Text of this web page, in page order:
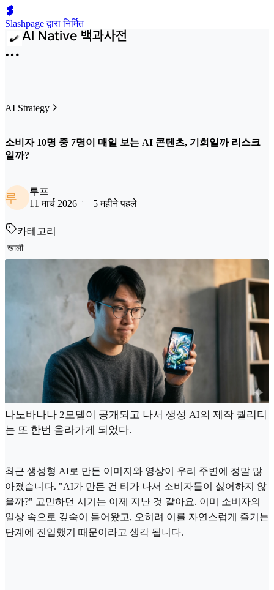
Slashpage द्वारा निर्मित
AI Strategy
소비자 10명 중 7명이 매일 보는 AI 콘텐츠, 기회일까 리스크
일까?
루
루프
11 मार्च 2026
5 महीने पहले
카테고리
खाली
나노바나나 2모델이 공개되고 나서 생성 AI의 제작 퀄리티
는 또 한번 올라가게 되었다.
최근 생성형 AI로 만든 이미지와 영상이 우리 주변에 정말 많
아졌습니다. "AI가 만든 건 티가 나서 소비자들이 싫어하지 않
을까?" 고민하던 시기는 이제 지난 것 같아요. 이미 소비자의
일상 속으로 깊숙이 들어왔고, 오히려 이를 자연스럽게 즐기는
단계에 진입했기 때문이라고 생각 됩니다.